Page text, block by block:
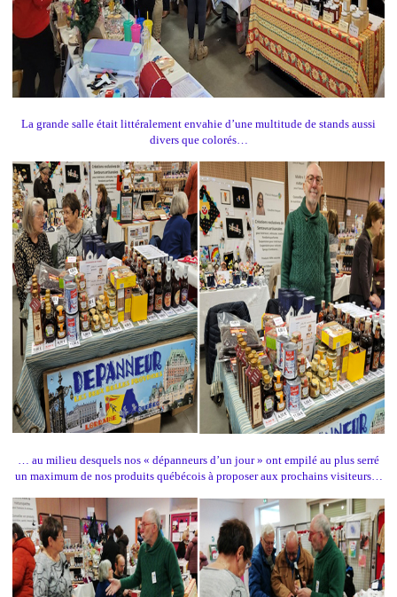
La grande salle était littéralement envahie d’une multitude de stands aussi
divers que colorés…
… au milieu desquels nos « dépanneurs d’un jour » ont empilé au plus serré
un maximum de nos produits québécois à proposer aux prochains visiteurs…